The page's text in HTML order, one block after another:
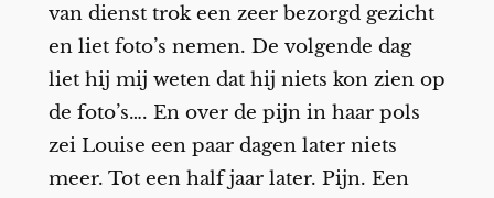
van dienst trok een zeer bezorgd gezicht
en liet foto’s nemen. De volgende dag
liet hij mij weten dat hij niets kon zien op
de foto’s…. En over de pijn in haar pols
zei Louise een paar dagen later niets
meer. Tot een half jaar later. Pijn. Een